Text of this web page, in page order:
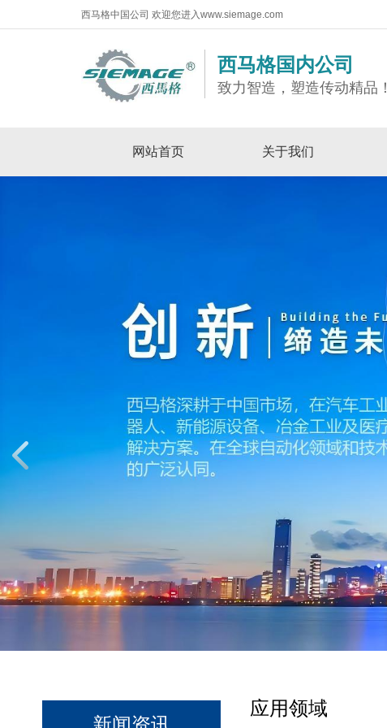
西马格中国公司 欢迎您进入www.siemage.com
西马格国内公司
致力智造，塑造传动精品！
网站首页 关于我们
应用领域